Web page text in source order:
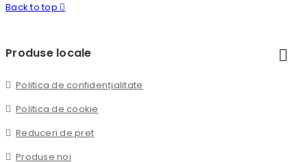
Back to top 
Produse locale
Politica de confidențialitate
Politica de cookie
Reduceri de pret
Produse noi